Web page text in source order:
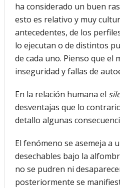
ha considerado un buen
esto es relativo y muy
antecedentes, de los
lo ejecutan o de distintos
de cada uno. Pienso que el
inseguridad y fallas de
En la relación humana el
desventajas que lo
detallo algunas
El fenómeno se asemeja a
desechables bajo la
no se pudren ni
posteriormente se